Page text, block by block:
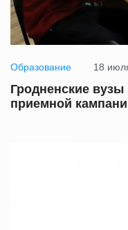
Образование 18
Гродненские
приемной